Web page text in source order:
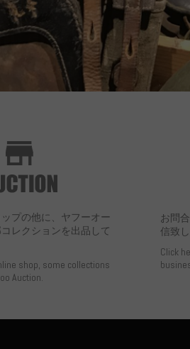
プの他に、ヤフーオー
レクションを出品して
shop, some collections
Auction.
お問
信致し
Click